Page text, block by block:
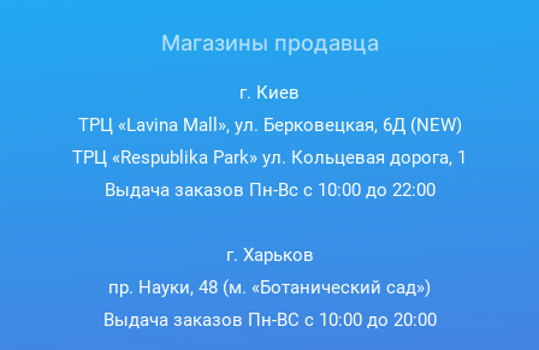
Магазины продавца
г. Киев
ТРЦ «Lavina Mall», ул. Берковецкая, 6Д (NEW)
ТРЦ «Respublika Park» ул. Кольцевая дорога, 1
Выдача заказов Пн-Вс с 10:00 до 22:00
г. Харьков
пр. Науки, 48 (м. «Ботанический сад»)
Выдача заказов Пн-ВС с 10:00 до 20:00